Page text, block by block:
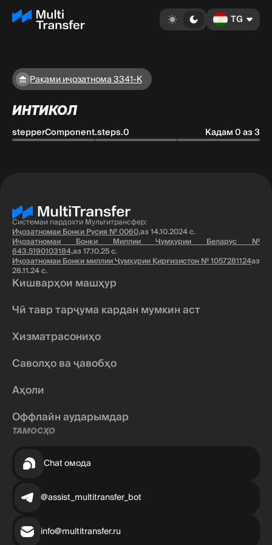
TG
Рақами иҷозатнома 3341-K
ИНТИКОЛ
stepperComponent.steps.0 Кадам 0 аз 3
Системаи пардохти Мультитрансфер:
Иҷозатномаи Бонки Русия № 0060,аз 14.10.2024 с.
Иҷозатномаи Бонки Миллии Ҷумҳурии Беларус №
643.5190103184,аз 17.10.25 с.
Иҷозатномаи Бонки миллии Ҷумҳурии Қирғизистон № 1057281124аз
28.11.24 с.
Кишварҳои машҳур
Чӣ тавр тарҷума кардан мумкин аст
Хизматрасониҳо
Саволҳо ва ҷавобҳо
Аҳоли
Оффлайн аударымдар
ТАМОСҲО
Chat омода
@assist_multitransfer_bot
info@multitransfer.ru